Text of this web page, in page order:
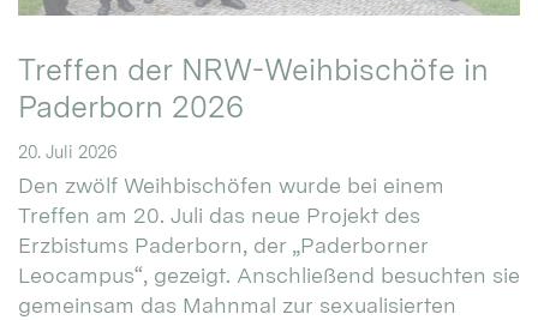
Treffen der NRW-Weihbischöfe in
Paderborn 2026
20. Juli 2026
Den zwölf Weihbischöfen wurde bei einem
Treffen am 20. Juli das neue Projekt des
Erzbistums Paderborn, der „Paderborner
Leocampus“, gezeigt. Anschließend besuchten sie
gemeinsam das Mahnmal zur sexualisierten